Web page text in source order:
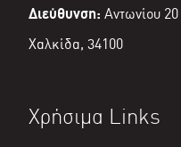
Διεύθυνση: Αντωνίου
Χαλκίδα, 34100
Χρήσιμα Links